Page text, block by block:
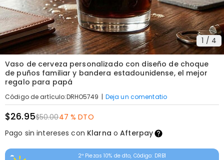
1 / 4
Vaso de cerveza personalizado con diseño de choque
de puños familiar y bandera estadounidense, el mejor
regalo para papá
Código de artículo:DRHO5749 | Deja un comentatio
$26.95$50.0047 % DTO
Pago sin intereses con Klarna oAfterpay
2ª Piezas 10% de dto, Código: DRB1